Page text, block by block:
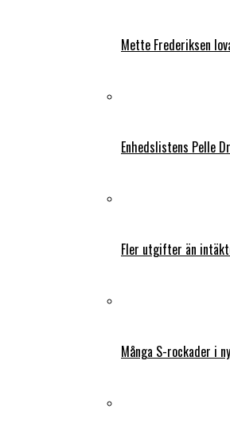
Mette Frederiksen
Enhedslistens Pelle
Fler utgifter än
Många S-rockader i